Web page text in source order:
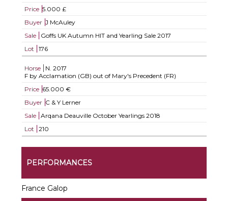
Price 5.000 £
Buyer J McAuley
Sale
Goffs UK Autumn HIT and Yearling Sale 2017
Lot
176
Horse N. 2017
F by Acclamation (GB) out of Mary's Precedent (FR)
Price 65.000 €
Buyer C & Y Lerner
Sale
Arqana Deauville October Yearlings 2018
Lot
210
PERFORMANCES
France Galop